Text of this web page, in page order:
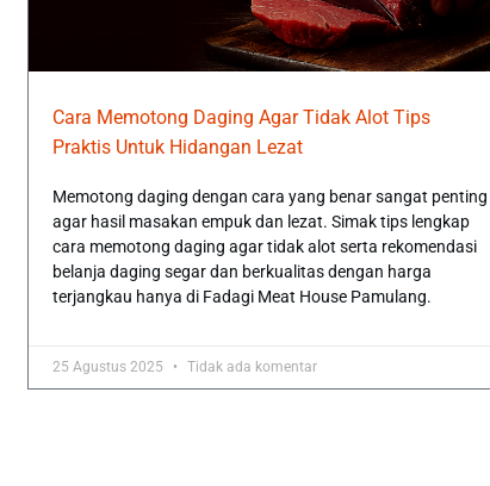
Cara Memotong Daging Agar Tidak Alot Tips
Praktis Untuk Hidangan Lezat
Memotong daging dengan cara yang benar sangat penting
agar hasil masakan empuk dan lezat. Simak tips lengkap
cara memotong daging agar tidak alot serta rekomendasi
belanja daging segar dan berkualitas dengan harga
terjangkau hanya di Fadagi Meat House Pamulang.
25 Agustus 2025 Tidak ada komentar